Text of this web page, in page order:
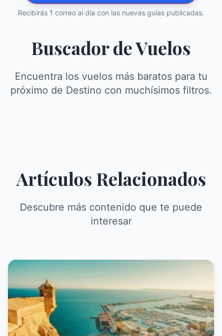
Recibirás 1 correo al día con las nuevas guías publicadas.
Buscador de Vuelos
Encuentra los vuelos más baratos para tu
próximo de Destino con muchísimos filtros.
Artículos Relacionados
Descubre más contenido que te puede
interesar